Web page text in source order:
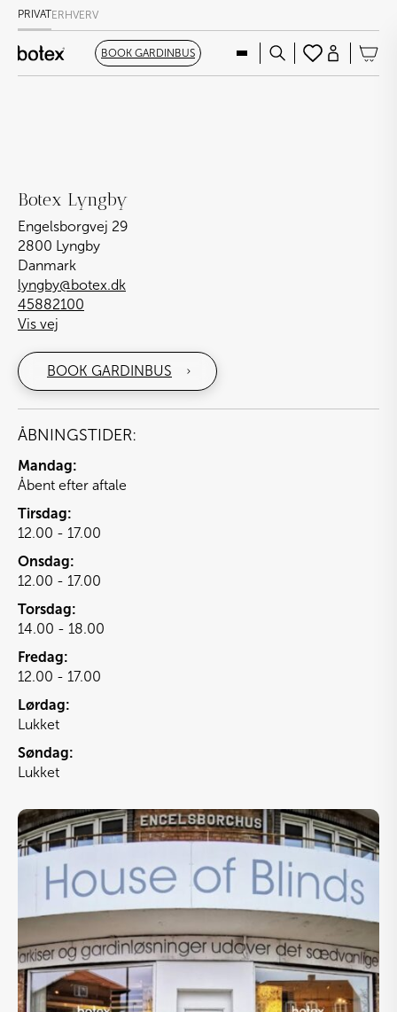
PRIVATERHVERV
BOOK GARDINBUS
Botex Lyngby
Engelsborgvej 29
2800 Lyngby
Danmark
lyngby@botex.dk
45882100
Vis vej
BOOK GARDINBUS
ÅBNINGSTIDER:
Mandag:
Åbent efter aftale
Tirsdag:
12.00 - 17.00
Onsdag:
12.00 - 17.00
Torsdag:
14.00 - 18.00
Fredag:
12.00 - 17.00
Lørdag:
Lukket
Søndag:
Lukket